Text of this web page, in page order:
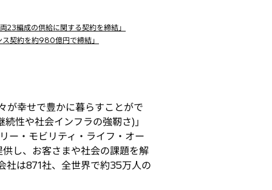
23編成の供給に関する契約を締結」
契約を約980億円で締結」
が幸せで豊かに暮らすことがで
性や社会インフラの強靭さ)」
ー・モビリティ・ライフ・オー
し、お客さまや社会の課題を解
は871社、全世界で約35万人の